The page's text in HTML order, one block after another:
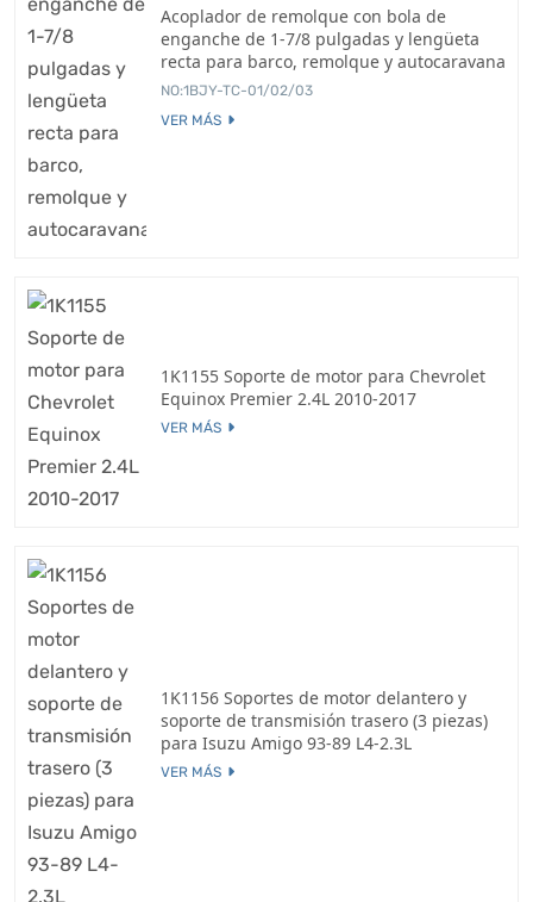
Acoplador de remolque con bola de
enganche de 1-7/8 pulgadas y lengüeta
recta para barco, remolque y autocaravana
NO:1BJY-TC-01/02/03
VER MÁS
1K1155 Soporte de motor para Chevrolet
Equinox Premier 2.4L 2010-2017
VER MÁS
1K1156 Soportes de motor delantero y
soporte de transmisión trasero (3 piezas)
para Isuzu Amigo 93-89 L4-2.3L
VER MÁS